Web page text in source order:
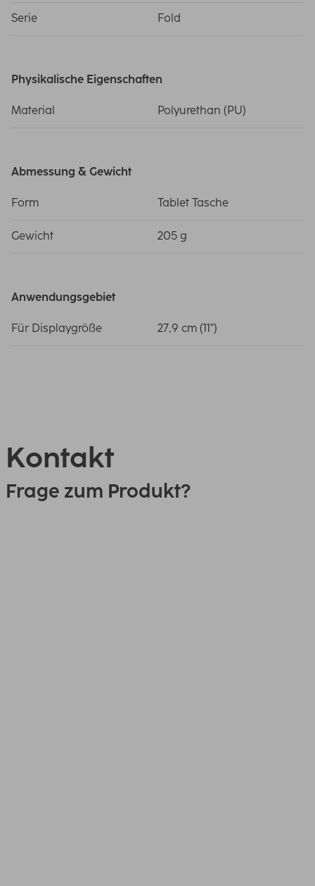
Serie Fold
Physikalische Eigenschaften
Material Polyurethan (PU)
Abmessung & Gewicht
Form Tablet Tasche
Gewicht 205 g
Anwendungsgebiet
Für Displaygröße 27,9 cm (11")
Kontakt
Frage zum Produkt?